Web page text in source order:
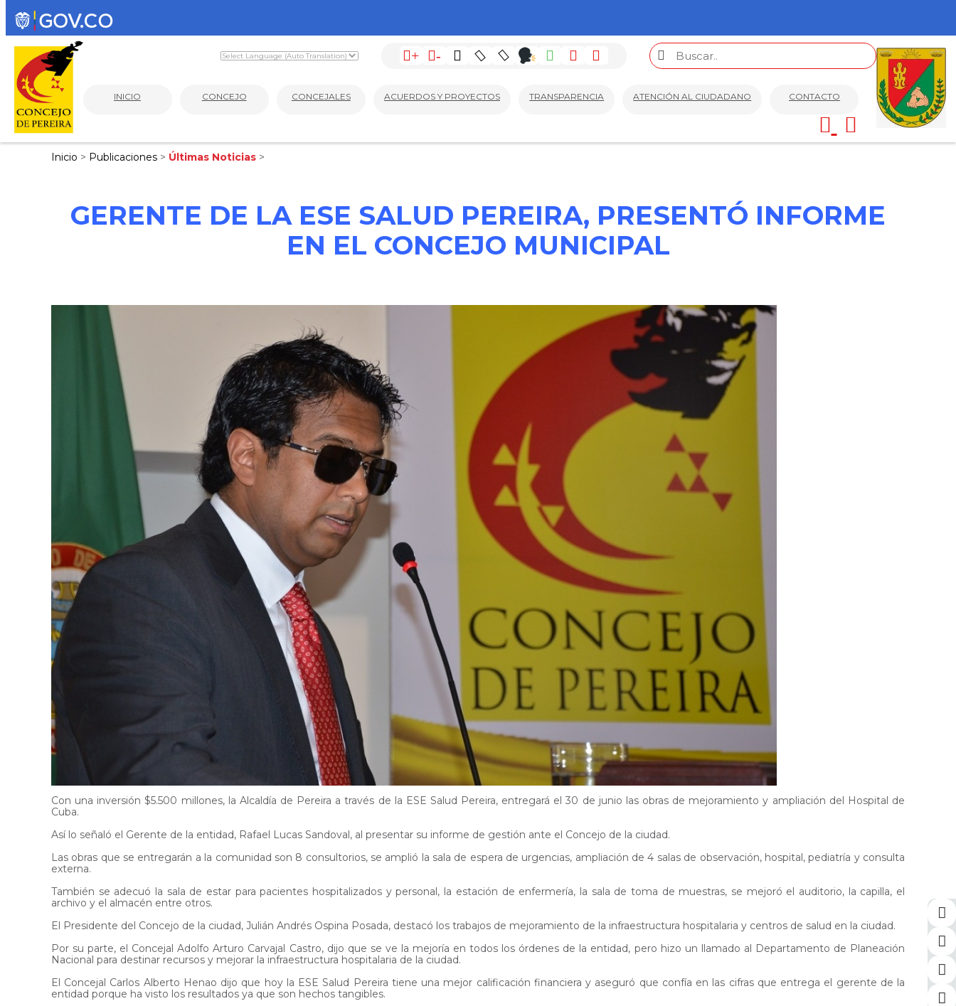
+ -
INICIO CONCEJO CONCEJALES ACUERDOS Y PROYECTOS TRANSPARENCIA ATENCIÓN AL CIUDADANO CONTACTO
Inicio > Publicaciones > Últimas Noticias >
GERENTE DE LA ESE SALUD PEREIRA, PRESENTÓ INFORME
EN EL CONCEJO MUNICIPAL
Con una inversión $5.500 millones, la Alcaldía de Pereira a través de la ESE Salud Pereira, entregará el 30 de junio las obras de mejoramiento y ampliación del Hospital de
Cuba.
Así lo señaló el Gerente de la entidad, Rafael Lucas Sandoval, al presentar su informe de gestión ante el Concejo de la ciudad.
Las obras que se entregarán a la comunidad son 8 consultorios, se amplió la sala de espera de urgencias, ampliación de 4 salas de observación, hospital, pediatría y consulta
externa.
También se adecuó la sala de estar para pacientes hospitalizados y personal, la estación de enfermería, la sala de toma de muestras, se mejoró el auditorio, la capilla, el
archivo y el almacén entre otros.
El Presidente del Concejo de la ciudad, Julián Andrés Ospina Posada, destacó los trabajos de mejoramiento de la infraestructura hospitalaria y centros de salud en la ciudad.
Por su parte, el Concejal Adolfo Arturo Carvajal Castro, dijo que se ve la mejoría en todos los órdenes de la entidad, pero hizo un llamado al Departamento de Planeación
Nacional para destinar recursos y mejorar la infraestructura hospitalaria de la ciudad.
El Concejal Carlos Alberto Henao dijo que hoy la ESE Salud Pereira tiene una mejor calificación financiera y aseguró que confía en las cifras que entrega el gerente de la
entidad porque ha visto los resultados ya que son hechos tangibles.